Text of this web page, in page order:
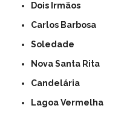
Dois Irmãos
Carlos Barbosa
Soledade
Nova Santa Rita
Candelária
Lagoa Vermelha